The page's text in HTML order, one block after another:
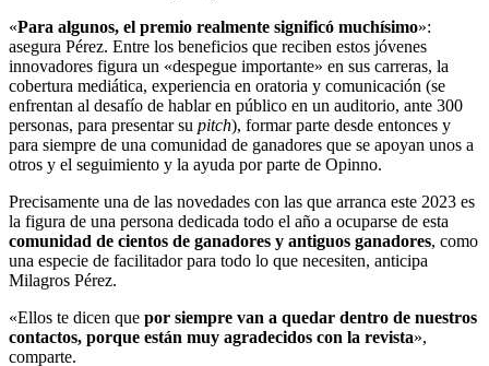
«Para algunos, el premio realmente significó muchísimo»:
asegura Pérez. Entre los beneficios que reciben estos jóvenes
innovadores figura un «despegue importante» en sus carreras, la
cobertura mediática, experiencia en oratoria y comunicación (se
enfrentan al desafío de hablar en público en un auditorio, ante 300
personas, para presentar su pitch), formar parte desde entonces y
para siempre de una comunidad de ganadores que se apoyan unos a
otros y el seguimiento y la ayuda por parte de Opinno.
Precisamente una de las novedades con las que arranca este 2023 es
la figura de una persona dedicada todo el año a ocuparse de esta
comunidad de cientos de ganadores y antiguos ganadores, como
una especie de facilitador para todo lo que necesiten, anticipa
Milagros Pérez.
«Ellos te dicen que por siempre van a quedar dentro de nuestros
contactos, porque están muy agradecidos con la revista»,
comparte.